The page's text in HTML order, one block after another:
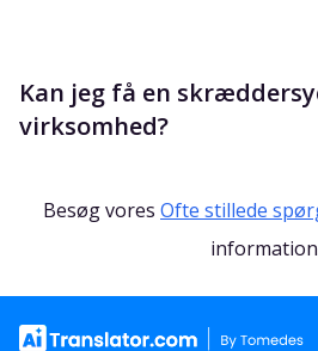
Kan jeg få en
virksomhed?
Besøg vores Ofte stillede